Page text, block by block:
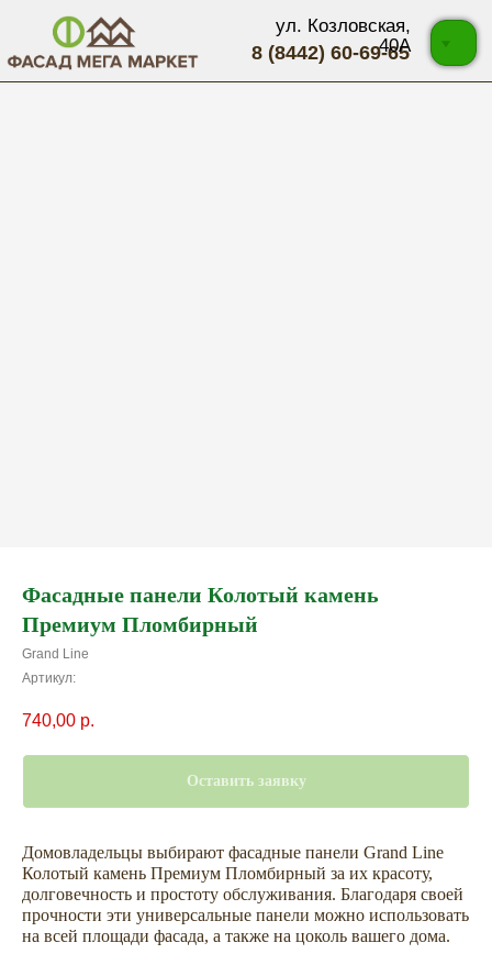
8 (8442) 60-69-65
ул. Козловская,
40А
Фасадные панели Колотый камень
Премиум Пломбирный
Grand Line
Артикул:
740,00 р.
Оставить заявку
Домовладельцы выбирают фасадные панели Grand Line
Колотый камень Премиум Пломбирный за их красоту,
долговечность и простоту обслуживания. Благодаря своей
прочности эти универсальные панели можно использовать
на всей площади фасада, а также на цоколь вашего дома.